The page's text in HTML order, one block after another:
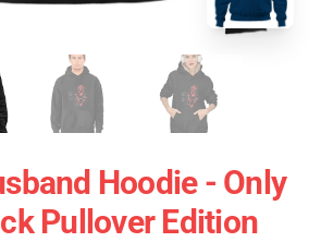
Hoodie - Only
Pullover Edition